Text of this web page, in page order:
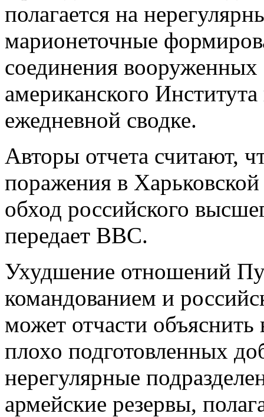
полагается на
марионеточные
соединения вооруженных
американского
ежедневной сводке.
Авторы отчета считают,
поражения в
обход российского
передает BBC.
Ухудшение отношений
командованием и
может отчасти
плохо подготовленных
нерегулярные
армейские резервы,